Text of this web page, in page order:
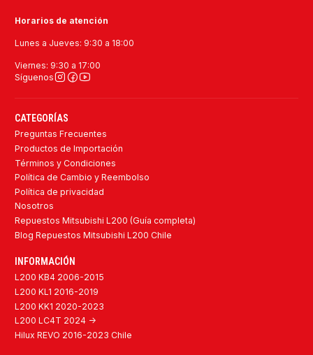
Horarios de atención
Lunes a Jueves: 9:30 a 18:00
Viernes: 9:30 a 17:00
Síguenos
CATEGORÍAS
Preguntas Frecuentes
Productos de Importación
Términos y Condiciones
Política de Cambio y Reembolso
Política de privacidad
Nosotros
Repuestos Mitsubishi L200 (Guía completa)
Blog Repuestos Mitsubishi L200 Chile
INFORMACIÓN
L200 KB4 2006-2015
L200 KL1 2016-2019
L200 KK1 2020-2023
L200 LC4T 2024 ->
Hilux REVO 2016-2023 Chile